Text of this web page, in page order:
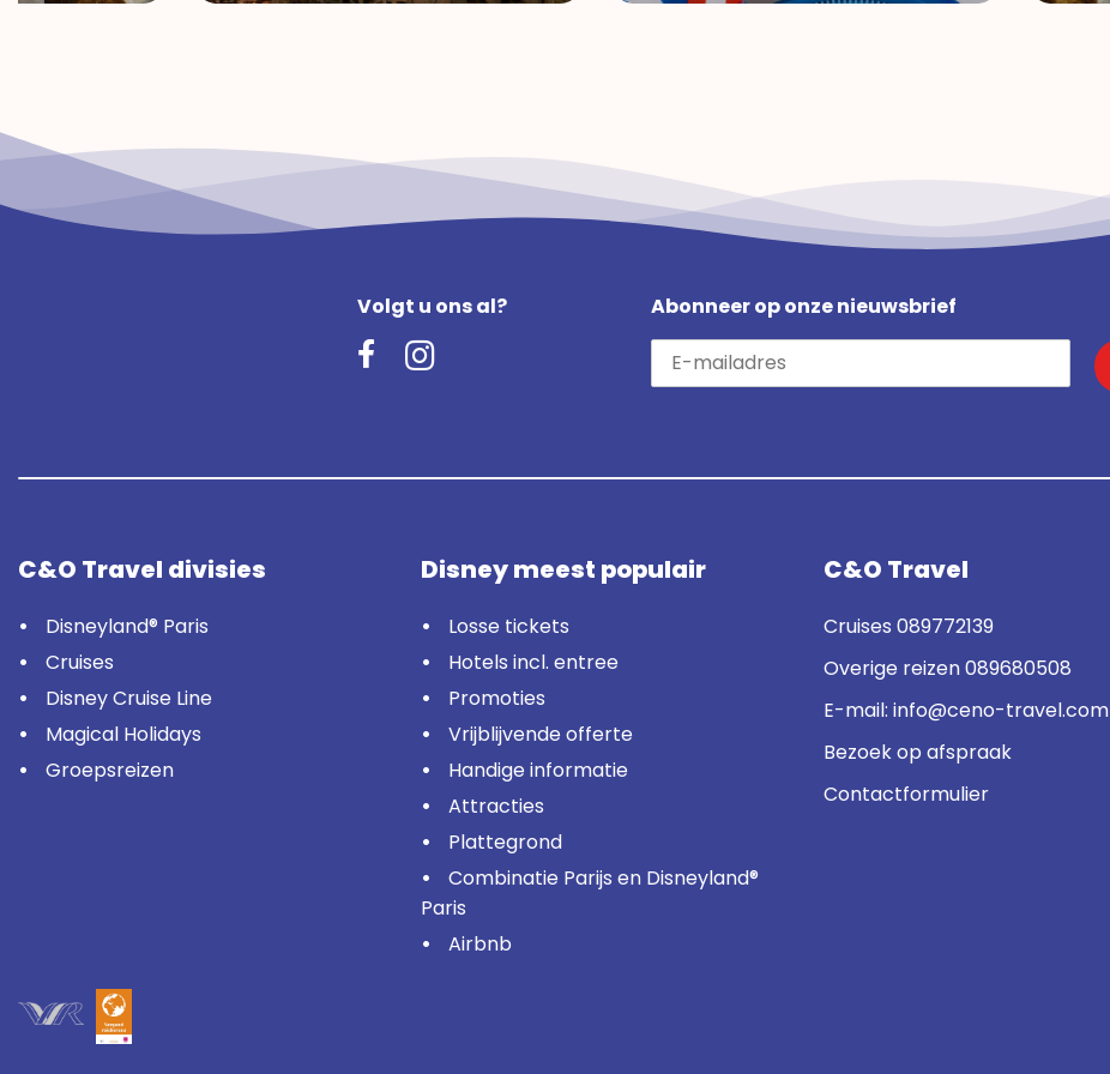
Volgt u ons al? Abonneer op onze nieuwsbrief
C&O Travel divisies
Disneyland® Paris
Cruises
Disney Cruise Line
Magical Holidays
Groepsreizen
Disney meest populair
Losse tickets
Hotels incl. entree
Promoties
Vrijblijvende offerte
Handige informatie
Attracties
Plattegrond
Combinatie Parijs en Disneyland®
Paris
Airbnb
C&O Travel
Cruises 089772139
Overige reizen089680508
E-mail: info@ceno-travel.com
Bezoek op afspraak
Contactformulier